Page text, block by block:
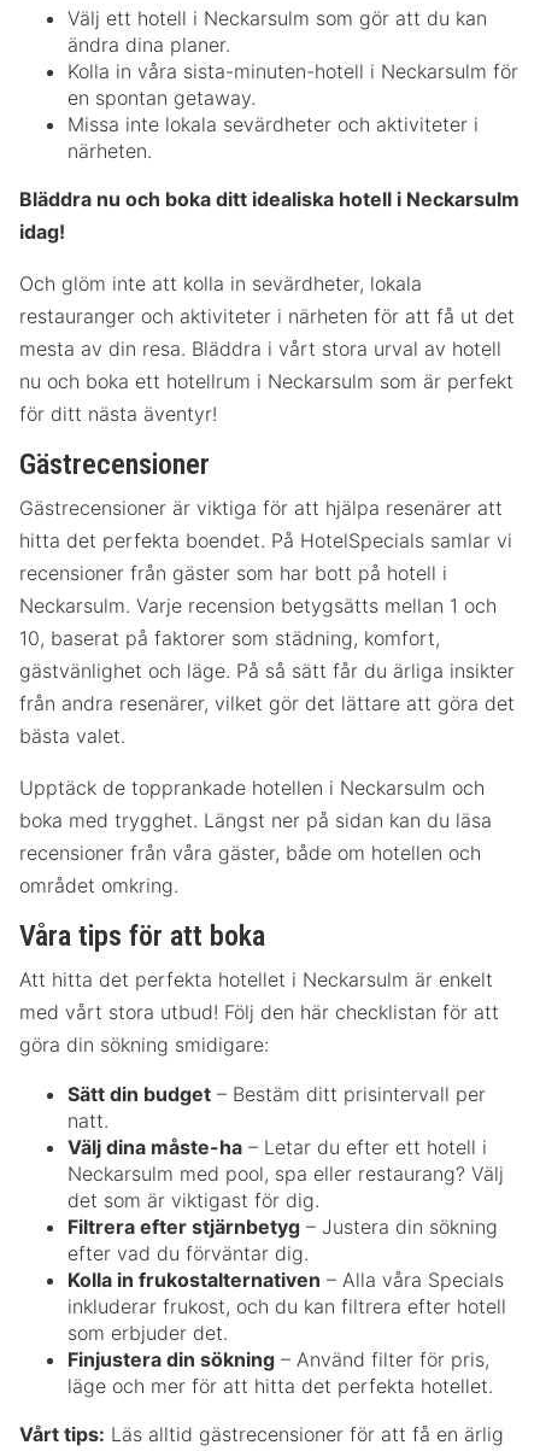
Välj ett hotell i Neckarsulm som gör att du kan
ändra dina planer.
Kolla in våra sista-minuten-hotell i Neckarsulm för
en spontan getaway.
Missa inte lokala sevärdheter och aktiviteter i
närheten.
Bläddra nu och boka ditt idealiska hotell i Neckarsulm
idag!
Och glöm inte att kolla in sevärdheter, lokala
restauranger och aktiviteter i närheten för att få ut det
mesta av din resa. Bläddra i vårt stora urval av hotell
nu och boka ett hotellrum i Neckarsulm som är perfekt
för ditt nästa äventyr!
Gästrecensioner
Gästrecensioner är viktiga för att hjälpa resenärer att
hitta det perfekta boendet. På HotelSpecials samlar vi
recensioner från gäster som har bott på hotell i
Neckarsulm. Varje recension betygsätts mellan 1 och
10, baserat på faktorer som städning, komfort,
gästvänlighet och läge. På så sätt får du ärliga insikter
från andra resenärer, vilket gör det lättare att göra det
bästa valet.
Upptäck de topprankade hotellen i Neckarsulm och
boka med trygghet. Längst ner på sidan kan du läsa
recensioner från våra gäster, både om hotellen och
området omkring.
Våra tips för att boka
Att hitta det perfekta hotellet i Neckarsulm är enkelt
med vårt stora utbud! Följ den här checklistan för att
göra din sökning smidigare:
Sätt din budget – Bestäm ditt prisintervall per
natt.
Välj dina måste-ha – Letar du efter ett hotell i
Neckarsulm med pool, spa eller restaurang? Välj
det som är viktigast för dig.
Filtrera efter stjärnbetyg – Justera din sökning
efter vad du förväntar dig.
Kolla in frukostalternativen – Alla våra Specials
inkluderar frukost, och du kan filtrera efter hotell
som erbjuder det.
Finjustera din sökning – Använd filter för pris,
läge och mer för att hitta det perfekta hotellet.
Vårt tips: Läs alltid gästrecensioner för att få en ärlig